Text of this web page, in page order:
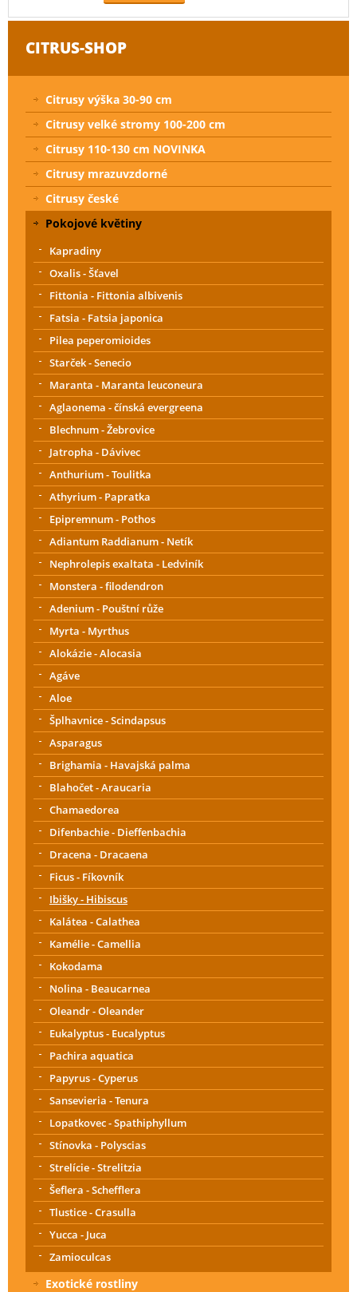
CITRUS-SHOP
Citrusy výška 30-90 cm
Citrusy velké stromy 100-200 cm
Citrusy 110-130 cm NOVINKA
Citrusy mrazuvzdorné
Citrusy české
Pokojové květiny
Kapradiny
Oxalis - Šťavel
Fittonia - Fittonia albivenis
Fatsia - Fatsia japonica
Pilea peperomioides
Starček - Senecio
Maranta - Maranta leuconeura
Aglaonema - čínská evergreena
Blechnum - Žebrovice
Jatropha - Dávivec
Anthurium - Toulitka
Athyrium - Papratka
Epipremnum - Pothos
Adiantum Raddianum - Netík
Nephrolepis exaltata - Ledviník
Monstera - filodendron
Adenium - Pouštní růže
Myrta - Myrthus
Alokázie - Alocasia
Agáve
Aloe
Šplhavnice - Scindapsus
Asparagus
Brighamia - Havajská palma
Blahočet - Araucaria
Chamaedorea
Difenbachie - Dieffenbachia
Dracena - Dracaena
Ficus - Fíkovník
Ibišky - Hibiscus
Kalátea - Calathea
Kamélie - Camellia
Kokodama
Nolina - Beaucarnea
Oleandr - Oleander
Eukalyptus - Eucalyptus
Pachira aquatica
Papyrus - Cyperus
Sansevieria - Tenura
Lopatkovec - Spathiphyllum
Stínovka - Polyscias
Strelície - Strelitzia
Šeflera - Schefflera
Tlustice - Crasulla
Yucca - Juca
Zamioculcas
Exotické rostliny